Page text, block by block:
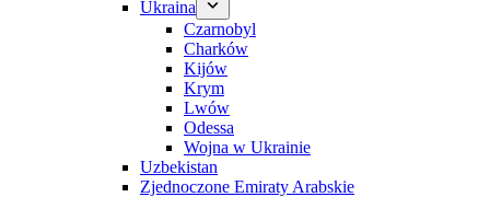
Ukraina
Czarnobyl
Charków
Kijów
Krym
Lwów
Odessa
Wojna w Ukrainie
Uzbekistan
Zjednoczone Emiraty Arabskie